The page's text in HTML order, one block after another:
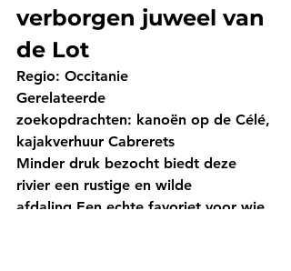
verborgen juweel van
de Lot
Regio: Occitanie
Gerelateerde
zoekopdrachten: kanoën op de Célé,
kajakverhuur Cabrerets
Minder druk bezocht biedt deze
rivier een rustige en wilde
afdaling.Een echte favoriet voor wie